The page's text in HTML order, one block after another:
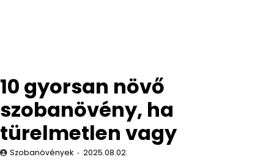
10 gyorsan növő
szobanövény, ha
türelmetlen vagy
Szobanövények 2025.08.02.